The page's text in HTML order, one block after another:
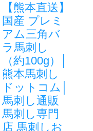
kazultupe
愛知県 70歳以上
投稿日
2025/12/
今回も全ての馬刺
これからも色んな
です。
【熊本直送】
国産 プレミ
アム三角バ
ラ馬刺し
（約100g）│
熊本馬刺し
ドットコム│
馬刺し通販
馬刺し専門
店 馬刺しお